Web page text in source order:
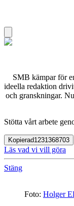
SMB kämpar för
ideella redaktion
och granskningar.
Stötta vårt arbete
Kopierad1231368703
Läs vad vi vill göra
Stäng
Foto: Holger